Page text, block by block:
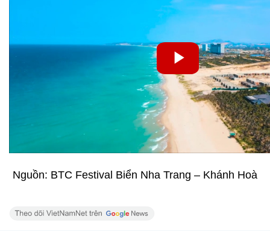
Nguồn: BTC Festival Biển Nha Trang – Khánh Hoà